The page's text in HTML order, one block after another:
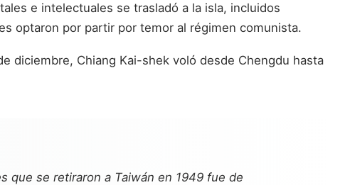
e intelectuales se trasladó a la isla, incluidos
optaron por partir por temor al régimen comunista.
diciembre, Chiang Kai-shek voló desde Chengdu hasta
que se retiraron a Taiwán en 1949 fue de